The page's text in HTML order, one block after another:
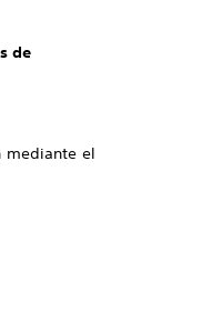
de
mediante el